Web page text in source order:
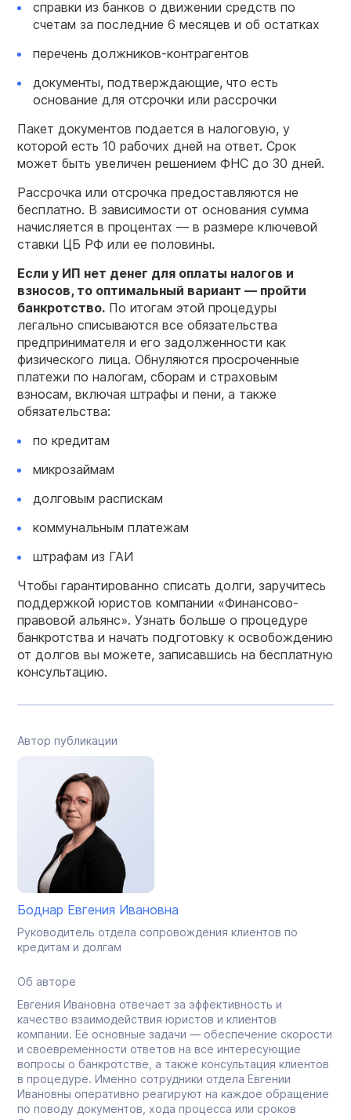
справки из банков о движении средств по
счетам за последние 6 месяцев и об остатках
перечень должников-контрагентов
документы, подтверждающие, что есть
основание для отсрочки или рассрочки
Пакет документов подается в налоговую, у
которой есть 10 рабочих дней на ответ. Срок
может быть увеличен решением ФНС до 30 дней.
Рассрочка или отсрочка предоставляются не
бесплатно. В зависимости от основания сумма
начисляется в процентах — в размере ключевой
ставки ЦБ РФ или ее половины.
Если у ИП нет денег для оплаты налогов и
взносов, то оптимальный вариант — пройти
банкротство. По итогам этой процедуры
легально списываются все обязательства
предпринимателя и его задолженности как
физического лица. Обнуляются просроченные
платежи по налогам, сборам и страховым
взносам, включая штрафы и пени, а также
обязательства:
по кредитам
микрозаймам
долговым распискам
коммунальным платежам
штрафам из ГАИ
Чтобы гарантированно списать долги, заручитесь
поддержкой юристов компании «Финансово-
правовой альянс». Узнать больше о процедуре
банкротства и начать подготовку к освобождению
от долгов вы можете, записавшись на бесплатную
консультацию.
Автор публикации
Боднар Евгения Ивановна
Руководитель отдела сопровождения клиентов по
кредитам и долгам
Об авторе
Евгения Ивановна отвечает за эффективность и
качество взаимодействия юристов и клиентов
компании. Её основные задачи — обеспечение скорости
и своевременности ответов на все интересующие
вопросы о банкротстве, а также консультация клиентов
в процедуре. Именно сотрудники отдела Евгении
Ивановны оперативно реагируют на каждое обращение
по поводу документов, хода процесса или сроков